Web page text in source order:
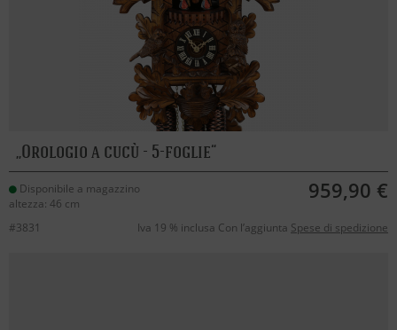
Orologio a cucù - 5-foglie
Disponibile a magazzino
altezza: 46 cm
959,90 €
#3831 Iva 19 % inclusa Con l’aggiunta Spese di spedizione